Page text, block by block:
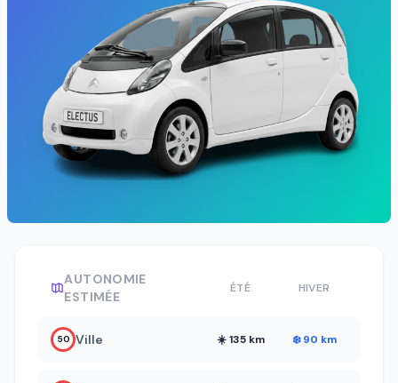
AUTONOMIE
ESTIMÉE
ÉTÉ HIVER
50 Ville ☀️ 135 km ❄️ 90 km